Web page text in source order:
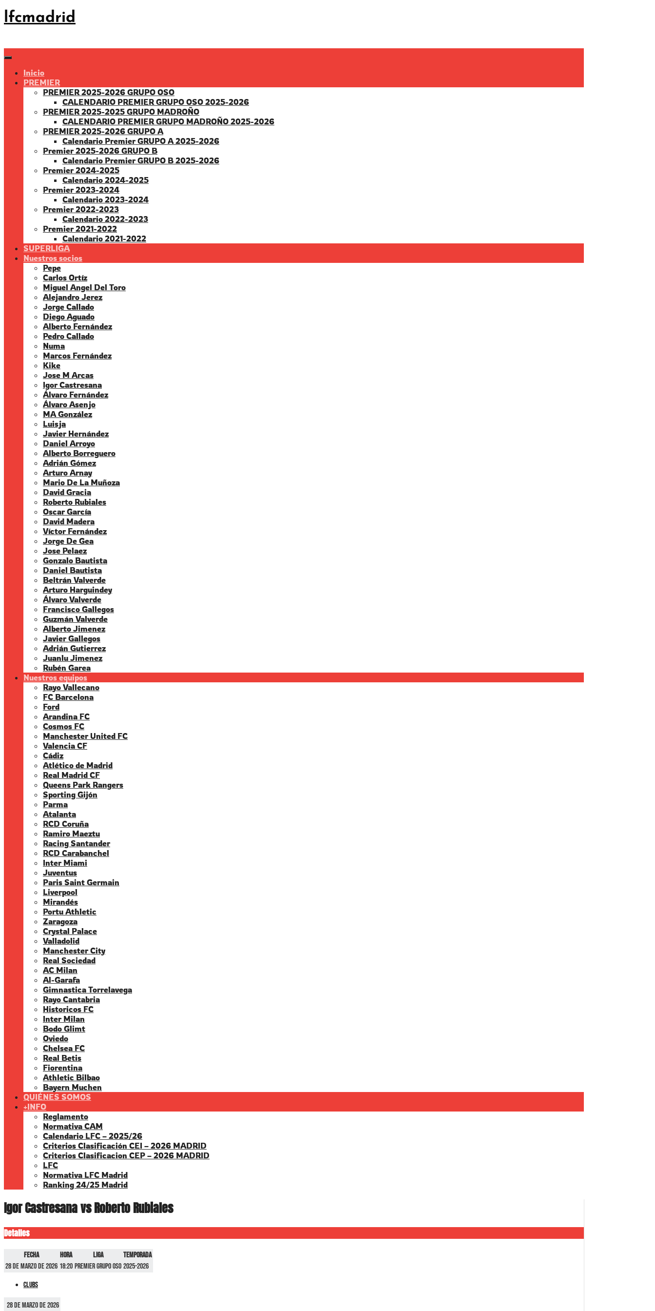
Saltar
al
lfcmadrid
Inicio
PREMIER
PREMIER 2025-2026 GRUPO OSO
CALENDARIO PREMIER GRUPO OSO 2025-2026
PREMIER 2025-2025 GRUPO MADROÑO
CALENDARIO PREMIER GRUPO MADROÑO 2025-2026
PREMIER 2025-2026 GRUPO A
Calendario Premier GRUPO A 2025-2026
Premier 2025-2026 GRUPO B
Calendario Premier GRUPO B 2025-2026
Premier 2024-2025
Calendario 2024-2025
Premier 2023-2024
Calendario 2023-2024
Premier 2022-2023
Calendario 2022-2023
Premier 2021-2022
Calendario 2021-2022
SUPERLIGA
Nuestros socios
Pepe
Carlos Ortíz
Miguel Angel Del Toro
Alejandro Jerez
Jorge Callado
Diego Aguado
Alberto Fernández
Pedro Callado
Numa
Marcos Fernández
Kike
Jose M Arcas
Igor Castresana
Álvaro Fernández
Álvaro Asenjo
MA González
Luisja
Javier Hernández
Daniel Arroyo
Alberto Borreguero
Adrián Gómez
Arturo Arnay
Mario De La Muñoza
David Gracia
Roberto Rubiales
Oscar García
David Madera
Víctor Fernández
Jorge De Gea
Jose Pelaez
Gonzalo Bautista
Daniel Bautista
Beltrán Valverde
Arturo Harguindey
Álvaro Valverde
Francisco Gallegos
Guzmán Valverde
Alberto Jimenez
Javier Gallegos
Adrián Gutierrez
Juanlu Jimenez
Rubén Garea
Nuestros equipos
Rayo Vallecano
FC Barcelona
Ford
Arandina FC
Cosmos FC
Manchester United FC
Valencia CF
Cádiz
Atlético de Madrid
Real Madrid CF
Queens Park Rangers
Sporting Gijón
Parma
Atalanta
RCD Coruña
Ramiro Maeztu
Racing Santander
RCD Carabanchel
Inter Miami
Juventus
Paris Saint Germain
Liverpool
Mirandés
Portu Athletic
Zaragoza
Crystal Palace
Valladolid
Manchester City
Real Sociedad
AC Milan
Al-Garafa
Gimnastica Torrelavega
Rayo Cantabria
Historicos FC
Inter Milan
Bodo Glimt
Oviedo
Chelsea FC
Real Betis
Fiorentina
Athletic Bilbao
Bayern Muchen
QUIÉNES SOMOS
+INFO
Reglamento
Normativa CAM
Calendario LFC – 2025/26
Criterios Clasificación CEI – 2026 MADRID
Criterios Clasificacion CEP – 2026 MADRID
LFC
Normativa LFC Madrid
Ranking 24/25 Madrid
Igor Castresana vs Roberto Rubiales
Detalles
Fecha Hora Liga
Temporada
28 de marzo de 2026 18:20 Premier GRUPO OSO 2025-2026
Clubs
28 de marzo de 2026